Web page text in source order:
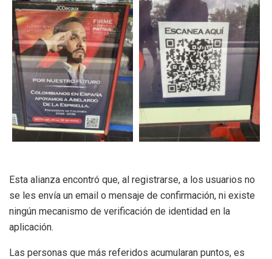
Esta alianza encontró que, al registrarse, a los usuarios no
se les envía un email o mensaje de confirmación, ni existe
ningún mecanismo de verificación de identidad en la
aplicación.
Las personas que más referidos acumularan puntos, es